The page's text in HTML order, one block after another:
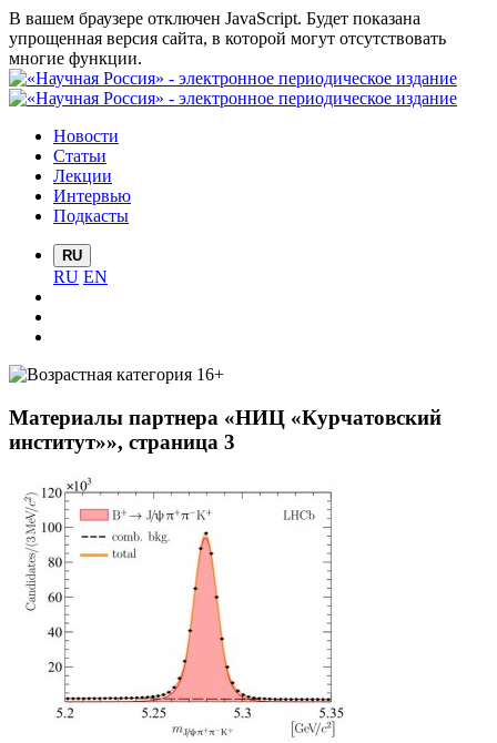
В вашем браузере отключен JavaScript. Будет показана
упрощенная версия сайта, в которой могут отсутствовать
многие функции.
Новости
Статьи
Лекции
Интервью
Подкасты
RU
RU EN
Материалы партнера «НИЦ «Курчатовский
институт»», страница 3